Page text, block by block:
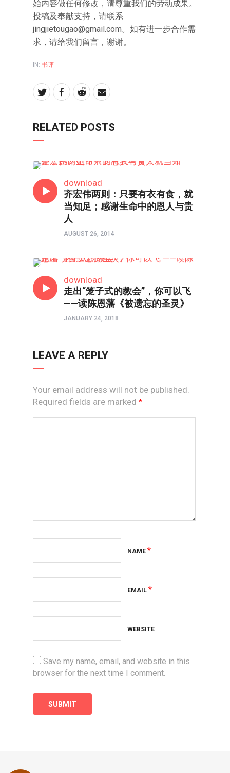
始内容做任何修改，请尊重我们的劳动成果。
投稿及奉献支持，请联系
jingjietougao@gmail.com。如有进一步合作需
求，请给我们留言，谢谢。
IN: 书评
RELATED POSTS
download
齐宏伟两则：只要有衣有食，就
当知足；感谢生命中的恩人与贵
人
AUGUST 26, 2014
download
走出“笼子式的教会”，你可以飞
——读陈恩藩《被遗忘的圣灵》
JANUARY 24, 2018
LEAVE A REPLY
Your email address will not be published.
Required fields are marked *
NAME *
EMAIL *
WEBSITE
Save my name, email, and website in this
browser for the next time I comment.